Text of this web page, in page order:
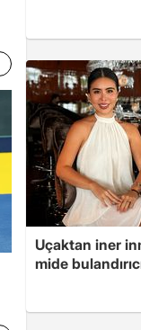
Uçaktan iner
mide